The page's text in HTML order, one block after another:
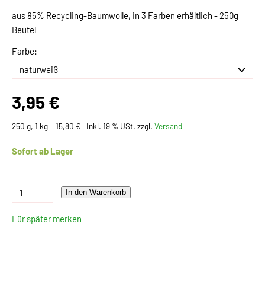
aus 85% Recycling-Baumwolle, in 3 Farben erhältlich - 250g
Beutel
Farbe:
3,95 €
250 g, 1 kg = 15,80 € Inkl. 19 % USt. zzgl. Versand
Sofort ab Lager
In den Warenkorb
Für später merken